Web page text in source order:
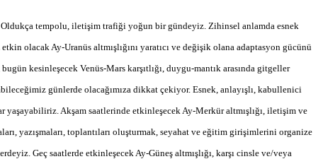
tempolu, iletişim trafiği yoğun bir gündeyiz. Zihinsel anlamda esnek
olacak Ay-Uranüs altmışlığını yaratıcı ve değişik olana adaptasyon gücünü
kesinleşecek Venüs-Mars karşıtlığı, duygu-mantık arasında gitgeller
günlerde olacağımıza dikkat çekiyor. Esnek, anlayışlı, kabullenici
Akşam saatlerinde etkinleşecek Ay-Merkür altmışlığı, iletişim ve
yazışmaları, toplantıları oluşturmak, seyahat ve eğitim girişimlerini organize
Geç saatlerde etkinleşecek Ay-Güneş altmışlığı, karşı cinsle ve/veya